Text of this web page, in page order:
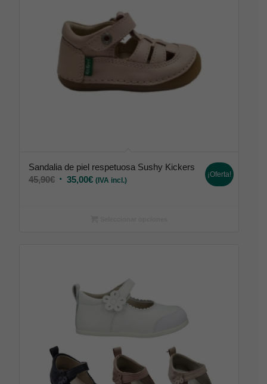
Sandalia de piel respetuosa Sushy Kickers
45,90€ 35,00€ (IVA incl.)
¡Oferta!